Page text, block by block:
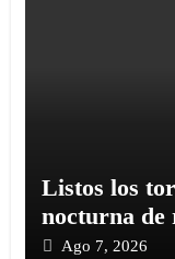
Listos los
nocturna de
Ago 7, 2026